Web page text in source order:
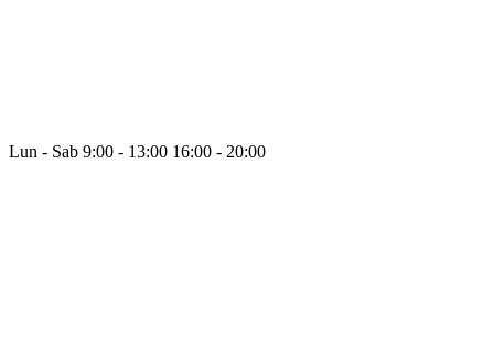
Lun - Sab 9:00 - 13:00 16:00 - 20:00